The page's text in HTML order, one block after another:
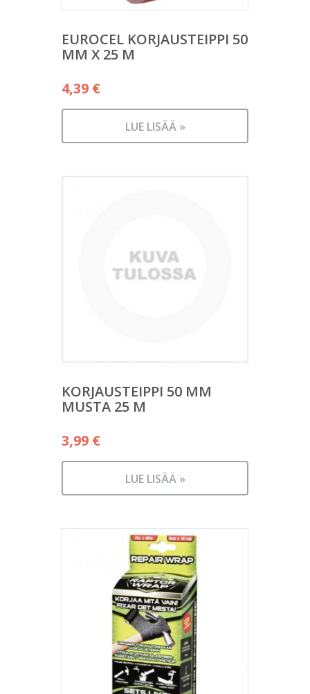
EUROCEL KORJAUSTEIPPI 50
MM X 25 M
4,39 €
LUE LISÄÄ »
KORJAUSTEIPPI 50 MM
MUSTA 25 M
3,99 €
LUE LISÄÄ »